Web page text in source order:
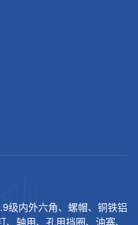
级内外六角、螺帽、铜铁铝
轴用、孔用挡圈、油塞、